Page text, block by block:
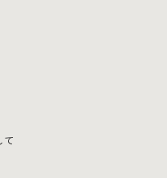
て